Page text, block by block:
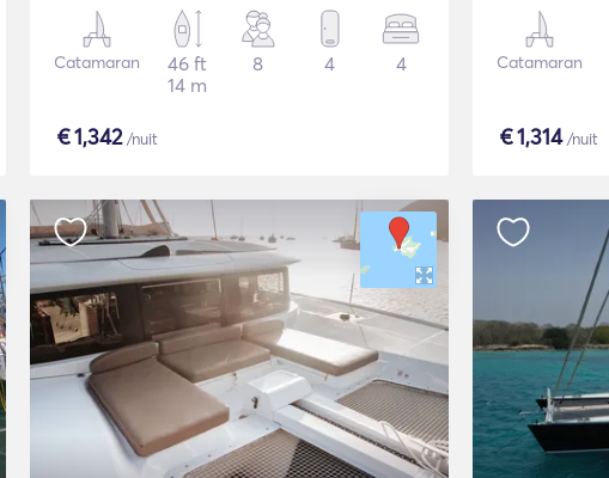
Catamaran
46 ft
14 m
8 4 4
€1,342/nuit
Catamaran
€1,314/nuit